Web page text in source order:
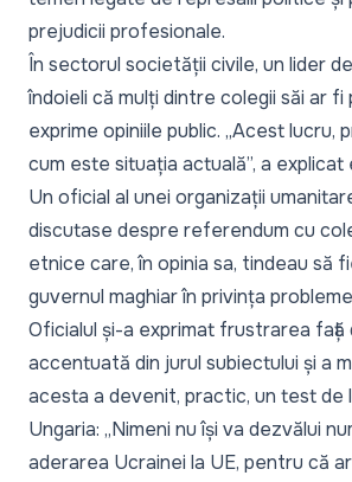
prejudicii profesionale.
În sectorul societății civile, un lider
îndoieli că mulți dintre colegii săi ar fi
exprime opiniile public. „Acest lucru,
cum este situația actuală”, a explicat
Un oficial al unei organizații
discutase despre referendum cu
etnice care, în opinia sa, tindeau să
guvernul maghiar în privința
Oficialul și-a exprimat frustrarea față
accentuată din jurul subiectului și a
acesta a devenit, practic, un test de
Ungaria: „Nimeni nu își va dezvălui
aderarea Ucrainei la UE, pentru că